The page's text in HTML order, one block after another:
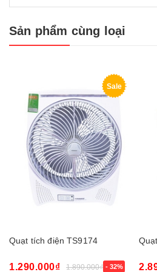
Sản phẩm cùng loại
Sale
Quạt tích điện TS9174
1.290.000₫ 1.890.000₫ - 32%